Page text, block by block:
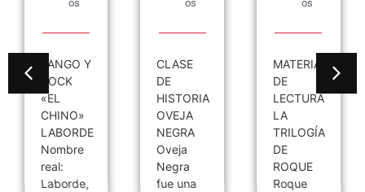
os
TANGO Y
ROCK
«EL
CHINO»
LABORDE
Nombre
real:
Laborde,
os
CLASE
DE
HISTORIA
OVEJA
NEGRA
Oveja
Negra
fue una
os
MATERIAL
DE
LECTURA
LA
TRILOGÍA
DE
ROQUE
Roque